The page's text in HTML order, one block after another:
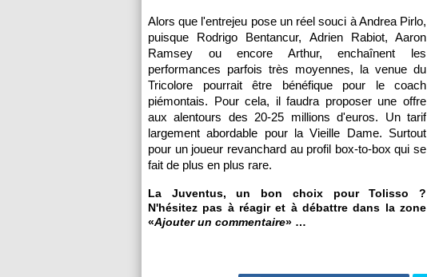
Alors que l'entrejeu pose un réel souci à Andrea Pirlo,
puisque Rodrigo Bentancur, Adrien Rabiot, Aaron
Ramsey ou encore Arthur, enchaînent les
performances parfois très moyennes, la venue du
Tricolore pourrait être bénéfique pour le coach
piémontais. Pour cela, il faudra proposer une offre
aux alentours des 20-25 millions d'euros. Un tarif
largement abordable pour la Vieille Dame. Surtout
pour un joueur revanchard au profil box-to-box qui se
fait de plus en plus rare.
La Juventus, un bon choix pour Tolisso ?
N'hésitez pas à réagir et à débattre dans la zone
«Ajouter un commentaire» …